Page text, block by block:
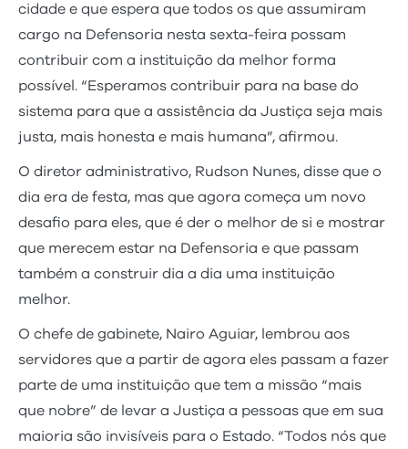
cidade e que espera que todos os que assumiram
cargo na Defensoria nesta sexta-feira possam
contribuir com a instituição da melhor forma
possível. “Esperamos contribuir para na base do
sistema para que a assistência da Justiça seja mais
justa, mais honesta e mais humana”, afirmou.
O diretor administrativo, Rudson Nunes, disse que o
dia era de festa, mas que agora começa um novo
desafio para eles, que é der o melhor de si e mostrar
que merecem estar na Defensoria e que passam
também a construir dia a dia uma instituição
melhor.
O chefe de gabinete, Nairo Aguiar, lembrou aos
servidores que a partir de agora eles passam a fazer
parte de uma instituição que tem a missão “mais
que nobre” de levar a Justiça a pessoas que em sua
maioria são invisíveis para o Estado. “Todos nós que